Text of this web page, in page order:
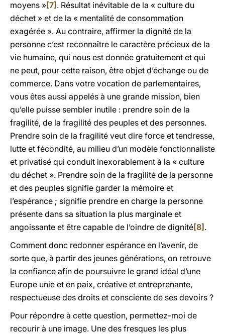
moyens »[7] . Résultat inévitable de la « culture du
déchet » et de la « mentalité de consommation
exagérée ». Au contraire, affirmer la dignité de la
personne c’est reconnaître le caractère précieux de la
vie humaine, qui nous est donnée gratuitement et qui
ne peut, pour cette raison, être objet d’échange ou de
commerce. Dans votre vocation de parlementaires,
vous êtes aussi appelés à une grande mission, bien
qu’elle puisse sembler inutile : prendre soin de la
fragilité, de la fragilité des peuples et des personnes.
Prendre soin de la fragilité veut dire force et tendresse,
lutte et fécondité, au milieu d’un modèle fonctionnaliste
et privatisé qui conduit inexorablement à la « culture
du déchet ». Prendre soin de la fragilité de la personne
et des peuples signifie garder la mémoire et
l’espérance ; signifie prendre en charge la personne
présente dans sa situation la plus marginale et
angoissante et être capable de l’oindre de dignité[8] .
Comment donc redonner espérance en l’avenir, de
sorte que, à partir des jeunes générations, on retrouve
la confiance afin de poursuivre le grand idéal d’une
Europe unie et en paix, créative et entreprenante,
respectueuse des droits et consciente de ses devoirs ?
Pour répondre à cette question, permettez-moi de
recourir à une image. Une des fresques les plus